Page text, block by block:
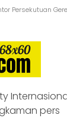
Persekutuan
pers